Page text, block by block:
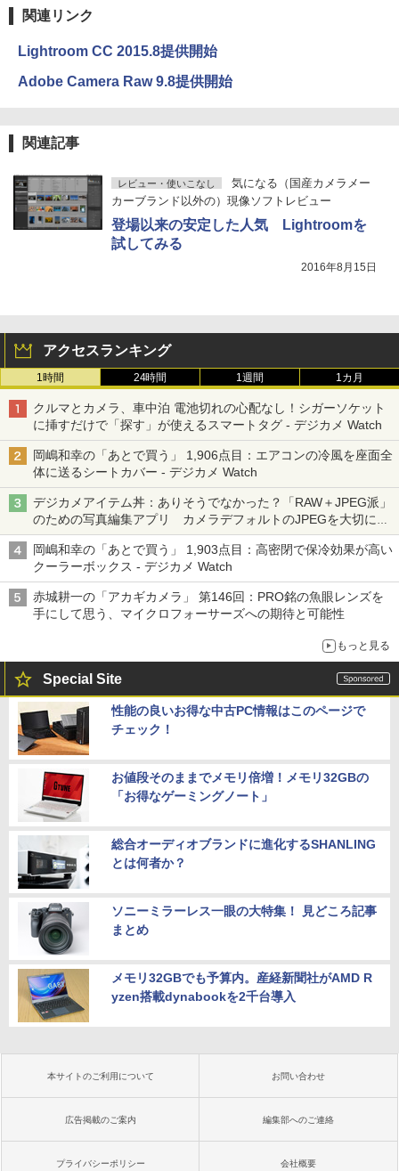
関連リンク
Lightroom CC 2015.8提供開始
Adobe Camera Raw 9.8提供開始
関連記事
レビュー・使いこなし
気になる（国産カメラメー
カーブランド以外の）現像ソフトレビュー
登場以来の安定した人気 Lightroomを
試してみる
2016年8月15日
アクセスランキング
1時間 24時間 1週間 1カ月
クルマとカメラ、車中泊 電池切れの心配なし！シガーソケット
に挿すだけで「探す」が使えるスマートタグ - デジカメ Watch
岡嶋和幸の「あとで買う」 1,906点目：エアコンの冷風を座面全
体に送るシートカバー - デジカメ Watch
デジカメアイテム丼：ありそうでなかった？「RAW＋JPEG派」
のための写真編集アプリ カメラデフォルトのJPEGを大切にす
る「Filmator」
岡嶋和幸の「あとで買う」 1,903点目：高密閉で保冷効果が高い
クーラーボックス - デジカメ Watch
赤城耕一の「アカギカメラ」 第146回：PRO銘の魚眼レンズを
手にして思う、マイクロフォーサーズへの期待と可能性
もっと見る
Special Site
性能の良いお得な中古PC情報はこのページで
チェック！
お値段そのままでメモリ倍増！メモリ32GBの
「お得なゲーミングノート」
総合オーディオブランドに進化するSHANLING
とは何者か？
ソニーミラーレス一眼の大特集！ 見どころ記事
まとめ
メモリ32GBでも予算内。産経新聞社がAMD R
yzen搭載dynabookを2千台導入
本サイトのご利用について お問い合わせ
広告掲載のご案内 編集部へのご連絡
プライバシーポリシー 会社概要